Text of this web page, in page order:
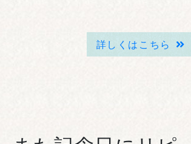
詳しくはこちら